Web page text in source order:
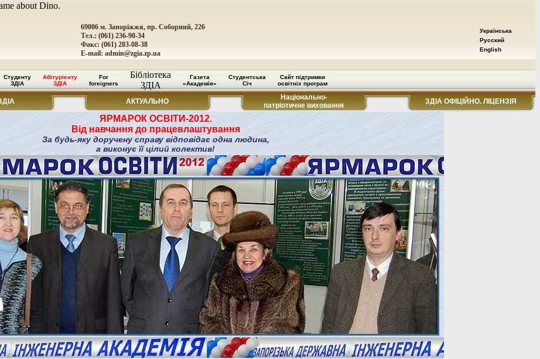
about Dino.
69006 м. Запоріжжя, пр. Соборний, 226
Тел.: (061) 236-90-34
Факс: (061) 283-08-38
E-mail: admin@zgia.zp.ua
Українська
Русский
English
Студенту
ЗДІА
Абітурієнту
ЗДІА
For
foreigners
Бібліотека
ЗДІА
Газета
«Академія»
Студентська
Січ
Сайт підтримки
освітніх програм
АКТУАЛЬНО
Національно-
патріотичне виховання
ЗДІА ОФІЦІЙНО. ЛІЦЕНЗІЯ
ЯРМАРОК ОСВІТИ-2012.
Від навчання до працевлаштування
За будь-яку доручену справу відповідає одна людина,
а виконує її цілий колектив!